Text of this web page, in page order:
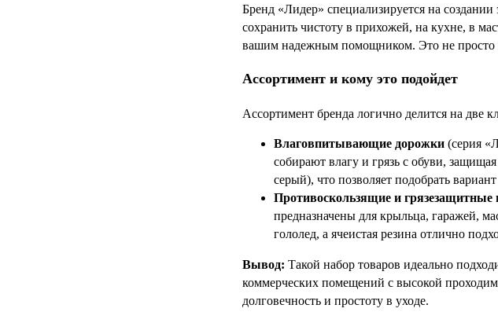
Бренд «Лидер» специализируется на
сохранить чистоту в прихожей, на кухне, в
вашим надежным помощником. Это не просто
Ассортимент и кому это подойдет
Ассортимент бренда логично делится на две
Влаговпитывающие дорожки (серия
собирают влагу и грязь с обуви,
серый), что позволяет подобрать
Противоскользящие и
предназначены для крыльца, гаражей,
гололед, а ячеистая резина отлично
Вывод: Такой набор товаров идеально
коммерческих помещений с высокой
долговечность и простоту в уходе.